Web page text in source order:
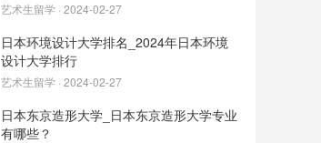
艺术生留学 · 2024-02-27
日本环境设计大学排名_2024年日本环境
设计大学排行
艺术生留学 · 2024-02-27
日本东京造形大学_日本东京造形大学专业
有哪些？